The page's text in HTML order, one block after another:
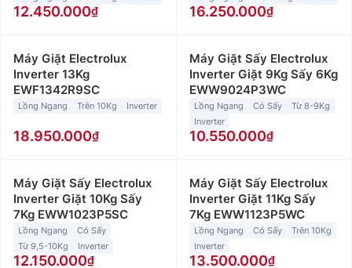
12.450.000 16.250.000
Máy Giặt Electrolux
Inverter 13Kg
EWF1342R9SC
Lồng Ngang Trên 10Kg Inverter
18.950.000
Máy Giặt Sấy Electrolux
Inverter Giặt 9Kg Sấy 6Kg
EWW9024P3WC
Lồng Ngang Có Sấy
Từ 8-9Kg
Inverter
10.550.000
Máy Giặt Sấy Electrolux
Inverter Giặt 10Kg Sấy
7Kg EWW1023P5SC
Lồng Ngang
Có Sấy
Từ 9,5-10Kg
Inverter
12.150.000
Máy Giặt Sấy Electrolux
Inverter Giặt 11Kg Sấy
7Kg EWW1123P5WC
Lồng Ngang Có Sấy
Trên 10Kg
Inverter
13.500.000